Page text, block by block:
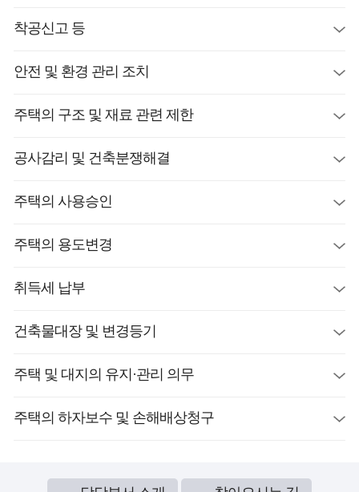
착공신고 등
안전 및 환경 관리 조치
주택의 구조 및 재료 관련 제한
공사감리 및 건축분쟁해결
주택의 사용승인
주택의 용도변경
취득세 납부
건축물대장 및 변경등기
주택 및 대지의 유지·관리 의무
주택의 하자보수 및 손해배상청구